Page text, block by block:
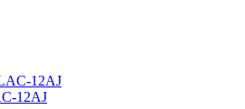
12AJ